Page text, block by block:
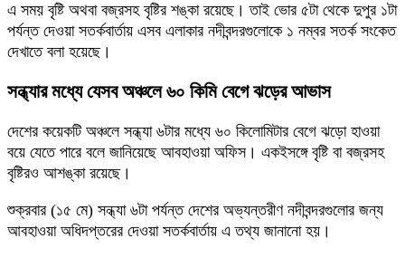
এ সময় বৃষ্টি অথবা বজ্রসহ বৃষ্টির শঙ্কা রয়েছে। তাই ভোর ৫টা থেকে দুপুর ১টা
পর্যন্ত দেওয়া সতর্কবার্তায় এসব এলাকার নদীবন্দরগুলোকে ১ নম্বর সতর্ক সংকেত
দেখাতে বলা হয়েছে।
সন্ধ্যার মধ্যে যেসব অঞ্চলে ৬০ কিমি বেগে ঝড়ের আভাস
দেশের কয়েকটি অঞ্চলে সন্ধ্যা ৬টার মধ্যে ৬০ কিলোমিটার বেগে ঝড়ো হাওয়া
বয়ে যেতে পারে বলে জানিয়েছে আবহাওয়া অফিস। একইসঙ্গে বৃষ্টি বা বজ্রসহ
বৃষ্টিরও আশঙ্কা রয়েছে।
শুক্রবার (১৫ মে) সন্ধ্যা ৬টা পর্যন্ত দেশের অভ্যন্তরীণ নদীবন্দরগুলোর জন্য
আবহাওয়া অধিদপ্তরের দেওয়া সতর্কবার্তায় এ তথ্য জানানো হয়।